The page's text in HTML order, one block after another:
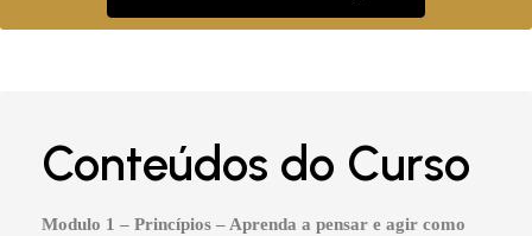
Conteúdos do Curso
Modulo 1 – Princípios – Aprenda a pensar e agir como